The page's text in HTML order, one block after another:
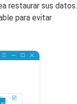
restaurar sus datos.
para evitar